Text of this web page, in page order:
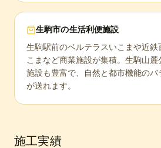
生駒市の生活利便施設
生駒駅前のベルテラスいこまや近
こまなど商業施設が集積。生駒山
施設も豊富で、自然と都市機能の
が送れます。
施工実績